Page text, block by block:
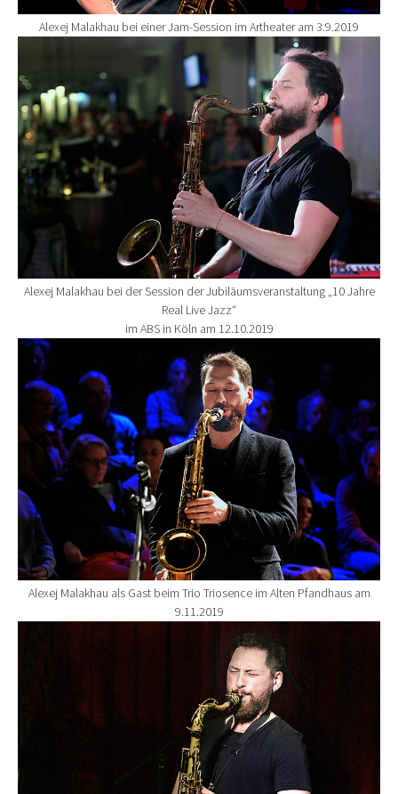
Alexej Malakhau bei einer Jam-Session im Artheater am 3.9.2019
Show larger version for:
Alexej Malakhau bei der Session der Jubiläumsveranstaltung „10 Jahre
Real Live Jazz“
im ABS in Köln am 12.10.2019
Show larger version for:
Alexej Malakhau als Gast beim Trio Triosence im Alten Pfandhaus am
9.11.2019
Show larger version for: